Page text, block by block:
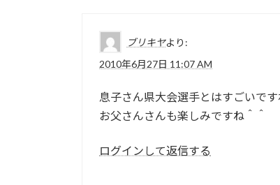
ブリキヤより:
2010年6月27日 11:07 AM
息子さん県大会選手とはすごいです
お父さんさんも楽しみですね＾＾
ログインして返信する